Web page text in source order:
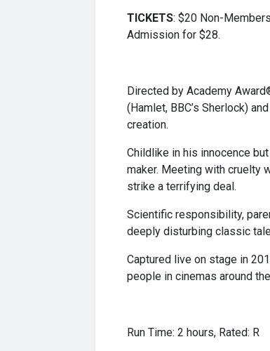
TICKETS: $20 Non-
Admission for $28.
Directed by Academy
(Hamlet, BBC’s Sherlock)
creation.
Childlike in his innocence
maker. Meeting with cruelty
strike a terrifying deal.
Scientific responsibility,
deeply disturbing classic
Captured live on stage in
people in cinemas around
Run Time: 2 hours, Rated: R